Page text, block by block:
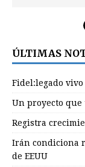
ÚLTIMAS
Fidel:legado
Un proyecto
Registra
Irán condiciona
de EEUU